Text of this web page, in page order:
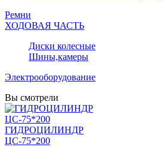
Ремни
ХОДОВАЯ ЧАСТЬ
Диски колесные
Шины,камеры
Электрооборудование
Вы смотрели
ГИДРОЦИЛИНДР
ЦС-75*200